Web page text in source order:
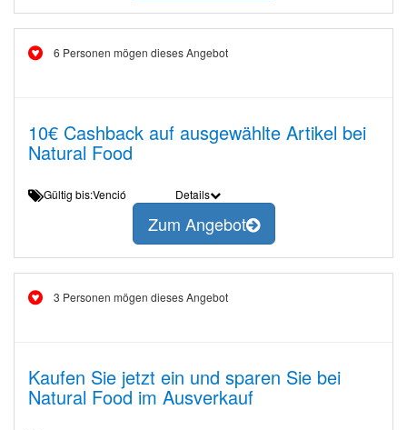
6 Personen mögen dieses Angebot
10€ Cashback auf ausgewählte Artikel bei
Natural Food
Gültig bis:Venció Details
Zum Angebot
3 Personen mögen dieses Angebot
Kaufen Sie jetzt ein und sparen Sie bei
Natural Food im Ausverkauf